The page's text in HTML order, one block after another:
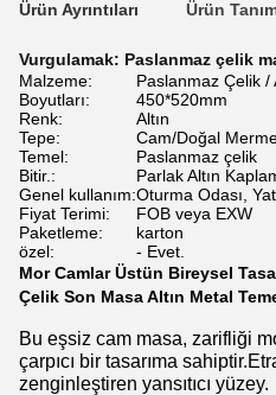
Ürün Ayrıntıları Ürün
Vurgulamak: Paslanmaz çelik
Malzeme:
Paslanmaz Çelik /
Boyutları:
450*520mm
Renk:
Altın
Tepe:
Cam/Doğal
Temel:
Paslanmaz çelik
Bitir.:
Parlak Altın
Genel kullanım:Oturma Odası,
Fiyat Terimi:
FOB veya EXW
Paketleme:
karton
özel:
- Evet.
Mor Camlar Üstün Bireysel
Çelik Son Masa Altın Metal
Bu eşsiz cam masa, zarifliği
çarpıcı bir tasarıma
zenginleştiren yansıtıcı yüzey.